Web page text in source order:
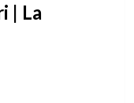
| La